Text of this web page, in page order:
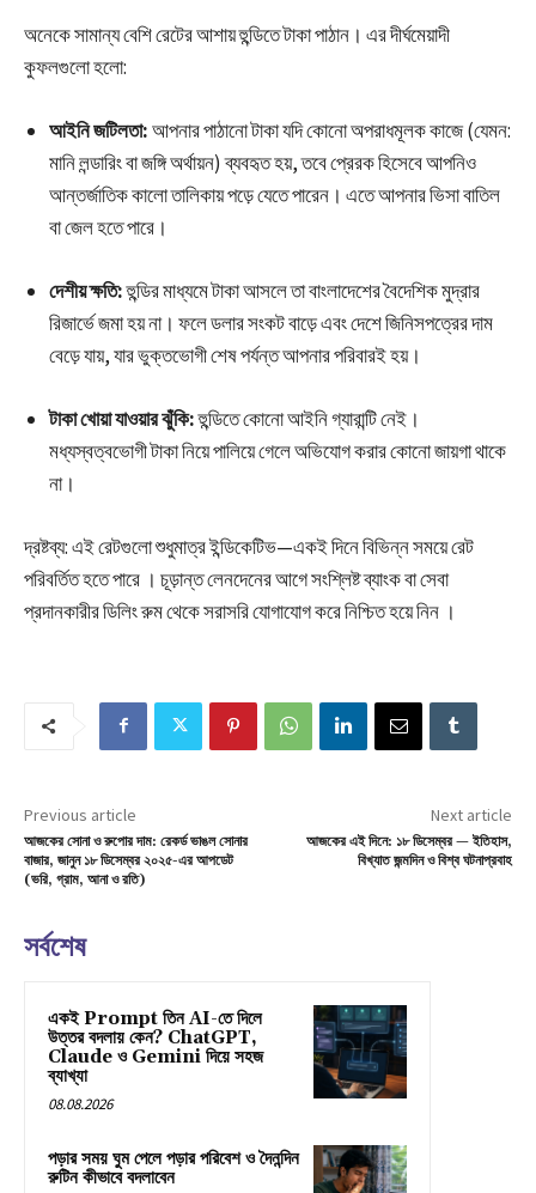
অনেকে সামান্য বেশি রেটের আশায় হুন্ডিতে টাকা পাঠান। এর দীর্ঘমেয়াদী
কুফলগুলো হলো:
আইনি জটিলতা:আপনার পাঠানো টাকা যদি কোনো অপরাধমূলক কাজে (যেমন:
মানি লন্ডারিং বা জঙ্গি অর্থায়ন) ব্যবহৃত হয়, তবে প্রেরক হিসেবে আপনিও
আন্তর্জাতিক কালো তালিকায় পড়ে যেতে পারেন। এতে আপনার ভিসা বাতিল
বা জেল হতে পারে।
দেশীয় ক্ষতি:হুন্ডির মাধ্যমে টাকা আসলে তা বাংলাদেশের বৈদেশিক মুদ্রার
রিজার্ভে জমা হয় না। ফলে ডলার সংকট বাড়ে এবং দেশে জিনিসপত্রের দাম
বেড়ে যায়, যার ভুক্তভোগী শেষ পর্যন্ত আপনার পরিবারই হয়।
টাকা খোয়া যাওয়ার ঝুঁকি:হুন্ডিতে কোনো আইনি গ্যারান্টি নেই।
মধ্যস্বত্বভোগী টাকা নিয়ে পালিয়ে গেলে অভিযোগ করার কোনো জায়গা থাকে
না।
দ্রষ্টব্য: এই রেটগুলো শুধুমাত্র ইন্ডিকেটিভ—একই দিনে বিভিন্ন সময়ে রেট
পরিবর্তিত হতে পারে । চূড়ান্ত লেনদেনের আগে সংশ্লিষ্ট ব্যাংক বা সেবা
প্রদানকারীর ডিলিং রুম থেকে সরাসরি যোগাযোগ করে নিশ্চিত হয়ে নিন ।
Previous article
আজকের সোনা ও রুপোর দাম: রেকর্ড ভাঙল সোনার
বাজার, জানুন ১৮ ডিসেম্বর ২০২৫-এর আপডেট
(ভরি, গ্রাম, আনা ও রতি)
Next article
আজকের এই দিনে: ১৮ ডিসেম্বর — ইতিহাস,
বিখ্যাত জন্মদিন ও বিশ্ব ঘটনাপ্রবাহ
সর্বশেষ
একই Prompt তিন AI-তে দিলে
উত্তর বদলায় কেন? ChatGPT,
Claude ও Gemini দিয়ে সহজ
ব্যাখ্যা
08.08.2026
পড়ার সময় ঘুম পেলে পড়ার পরিবেশ ও দৈনন্দিন
রুটিন কীভাবে বদলাবেন